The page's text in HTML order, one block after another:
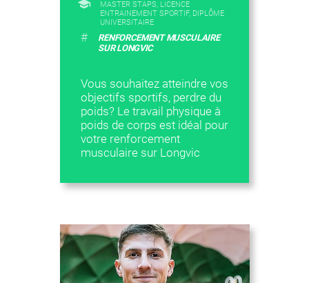
MASTER STAPS, LICENCE
ENTRAINEMENT SPORTIF, DIPLÔME
UNIVERSITAIRE
#
RENFORCEMENT MUSCULAIRE
SUR LONGVIC
Vous souhaitez atteindre vos
objectifs sportifs, perdre du
poids? Le travail physique à
poids de corps est idéal pour
votre renforcement
musculaire sur Longvic